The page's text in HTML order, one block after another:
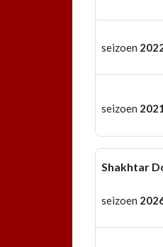
seizoen
seizoen 2021
Shakhtar
seizoen